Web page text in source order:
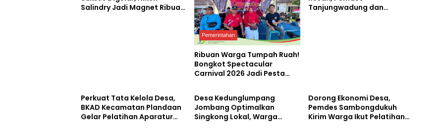
Salindry Jadi Magnet Ribuan
Pemerintahan
Ribuan Warga Tumpah Ruah!
Bongkot Spectacular
Carnival 2026 Jadi Pesta
Tanjungwadung dan
Perkuat Tata Kelola Desa,
BKAD Kecamatan Plandaan
Gelar Pelatihan Aparatur
Desa Kedunglumpang
Jombang Optimalkan
Singkong Lokal, Warga
Dorong Ekonomi Desa,
Pemdes Sambongdukuh
Kirim Warga Ikut Pelatihan